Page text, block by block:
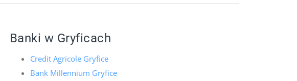
Banki w Gryficach
Credit Agricole Gryfice
Bank Millennium Gryfice